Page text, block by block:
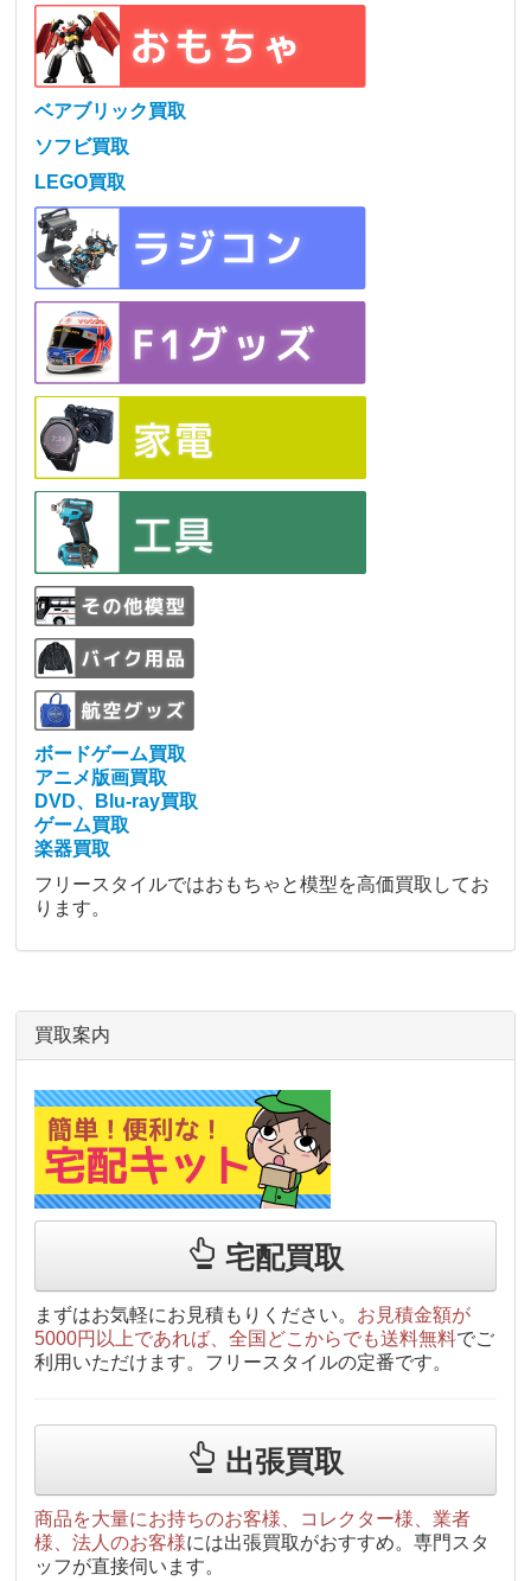
ベアブリック買取
ソフビ買取
LEGO買取
ボードゲーム買取
アニメ版画買取
DVD、Blu-ray買取
ゲーム買取
楽器買取
フリースタイルではおもちゃと模型を高価買取してお
ります。
買取案内
宅配買取
まずはお気軽にお見積もりください。 お見積金額が
5000円以上であれば、全国どこからでも送料無料でご
利用いただけます。フリースタイルの定番です。
出張買取
商品を大量にお持ちのお客様、コレクター様、業者
様、法人のお客様には出張買取がおすすめ。専門スタ
ッフが直接伺います。